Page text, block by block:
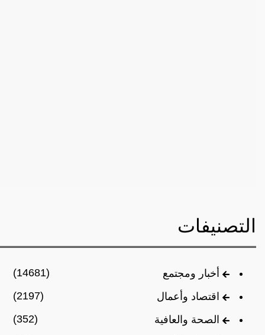
التصنيفات
أخبار ومجتمع
(14681)
اقتصاد وأعمال
(2197)
الصحة والعافية
(352)